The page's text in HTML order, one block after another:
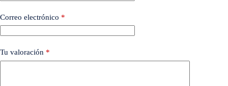
Correo electrónico *
Tu valoración *